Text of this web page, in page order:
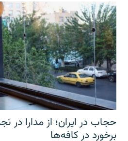
حجاب در ایران؛ از مدارا در
برخورد در کافه‌ها